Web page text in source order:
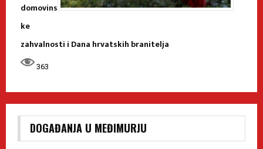
domovins
ke
zahvalnosti i Dana hrvatskih branitelja
363
DOGAĐANJA U MEĐIMURJU